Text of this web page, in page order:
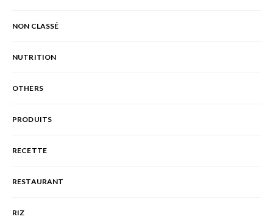
NON CLASSÉ
NUTRITION
OTHERS
PRODUITS
RECETTE
RESTAURANT
RIZ